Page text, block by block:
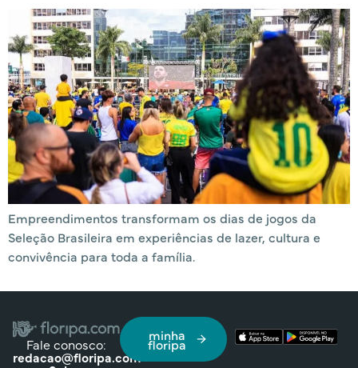
Empreendimentos transformam os dias de jogos da
Seleção Brasileira em experiências de lazer, cultura e
convivência para toda a família.
Fale conosco:
redacao@floripa.com
minha
floripa